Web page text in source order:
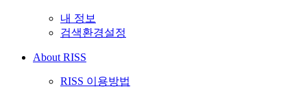
내 정보
검색환경설정
About RISS
RISS 이용방법